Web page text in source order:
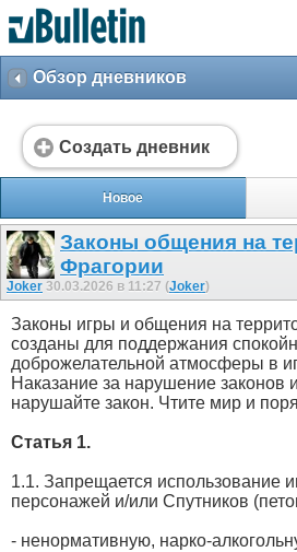
Обзор дневников
Создать дневник
Новое
Законы общения на
Фрагории
Joker 30.03.2026 в 11:27 (Joker)
Законы игры и общения на
созданы для поддержания
доброжелательной атмосферы в
Наказание за нарушение законов
нарушайте закон. Чтите мир и
Статья 1.
1.1. Запрещается использование
персонажей и/или Спутников
- ненормативную, нарко-